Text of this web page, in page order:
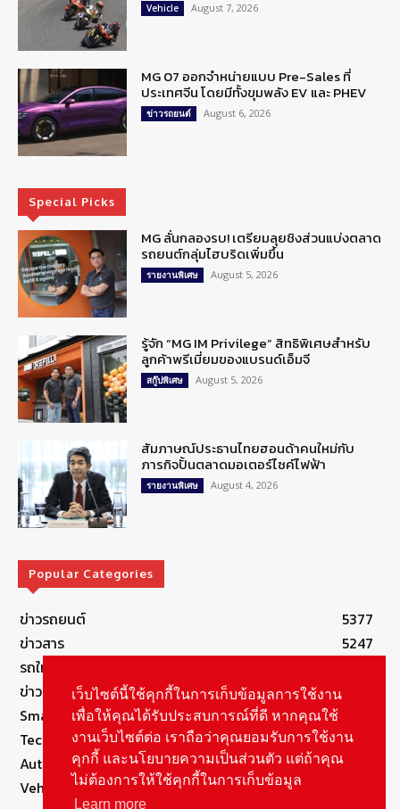
Vehicle August 7, 2026
MG 07 ออกจำหน่ายแบบ Pre-Sales ที่
ประเทศจีน โดยมีทั้งขุมพลัง EV และ PHEV
ข่าวรถยนต์ August 6, 2026
Special Picks
MG ลั่นกลองรบ! เตรียมลุยชิงส่วนแบ่งตลาด
รถยนต์กลุ่มไฮบริดเพิ่มขึ้น
รายงานพิเศษ August 5, 2026
รู้จัก “MG IM Privilege” สิทธิพิเศษสำหรับ
ลูกค้าพรีเมี่ยมของแบรนด์เอ็มจี
สกู๊ปพิเศษ August 5, 2026
สัมภาษณ์ประธานไทยฮอนด้าคนใหม่กับ
ภารกิจปั้นตลาดมอเตอร์ไซค์ไฟฟ้า
รายงานพิเศษ August 4, 2026
Popular Categories
ข่าวรถยนต์
5377
ข่าวสาร
5247
รถใหม่
ข่าวประชาสัมพันธ์
Smart Life
Technology
Autolife Lifestyle
Vehicle
เว็บไซต์นี้ใช้คุกกี้ในการเก็บข้อมูลการใช้งาน
เพื่อให้คุณได้รับประสบการณ์ที่ดี หากคุณใช้
งานเว็บไซต์ต่อ เราถือว่าคุณยอมรับการใช้งาน
คุกกี้ และนโยบายความเป็นส่วนตัว แต่ถ้าคุณ
ไม่ต้องการให้ใช้คุกกี้ในการเก็บข้อมูล
Learn more